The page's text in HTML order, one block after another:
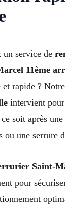
un service de
11ème
et rapide ? Notre
intervient
soit après
ou une serrure
Saint-
pour